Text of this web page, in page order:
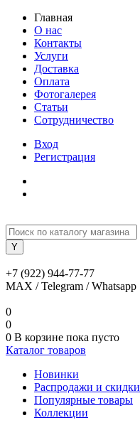
Главная
О нас
Контакты
Услуги
Доставка
Оплата
Фотогалерея
Статьи
Сотрудничество
Вход
Регистрация
+7 (922) 944-77-77
MAX / Telegram / Whatsapp
0
0
0 В корзине пока пусто
Каталог товаров
Новинки
Распродажи и скидки
Популярные товары
Коллекции